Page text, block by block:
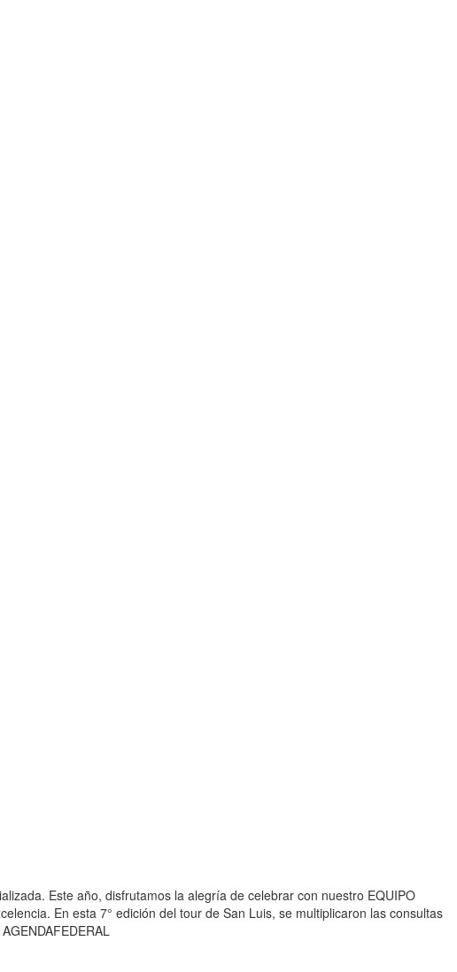
Este año, disfrutamos la alegría de celebrar con nuestro EQUIPO
En esta 7° edición del tour de San Luis, se multiplicaron las consultas